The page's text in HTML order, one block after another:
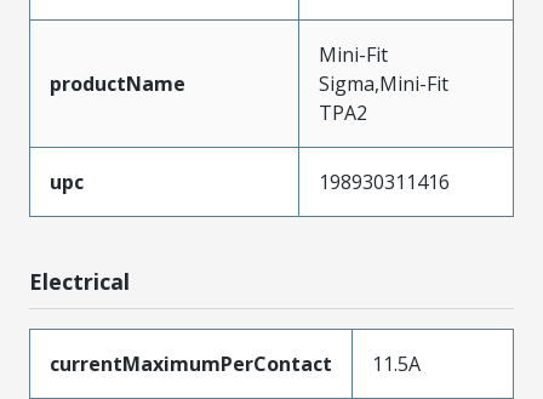
productName
Mini-Fit
Sigma,Mini-Fit
TPA2
upc 198930311416
Electrical
currentMaximumPerContact 11.5A